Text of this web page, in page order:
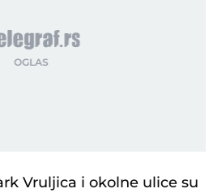
Vruljica i okolne ulice su